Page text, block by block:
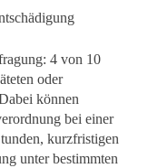
4 von 10
oder
können
bei einer
kurzfristigen
unter bestimmten